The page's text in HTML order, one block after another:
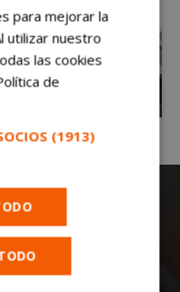
para mejorar la
utilizar nuestro
las cookies
de
(1913)